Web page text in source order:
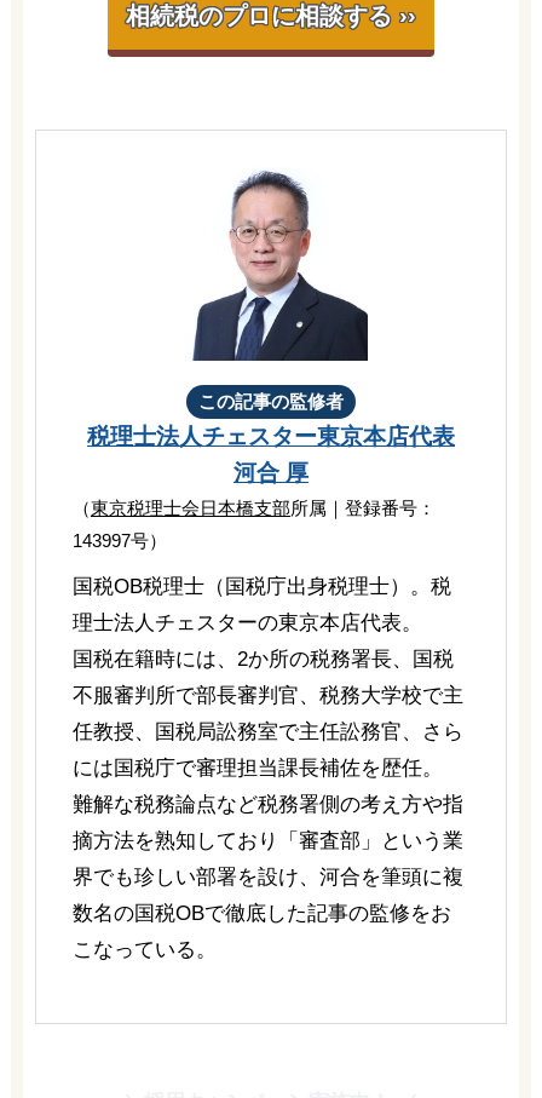
相続税のプロに相談する ››
この記事の監修者
税理士法人チェスター東京本店代表
河合 厚
（東京税理士会日本橋支部所属｜登録番号：
143997号）
国税OB税理士（国税庁出身税理士）。税
理士法人チェスターの東京本店代表。
国税在籍時には、2か所の税務署長、国税
不服審判所で部長審判官、税務大学校で主
任教授、国税局訟務室で主任訟務官、さら
には国税庁で審理担当課長補佐を歴任。
難解な税務論点など税務署側の考え方や指
摘方法を熟知しており「審査部」という業
界でも珍しい部署を設け、河合を筆頭に複
数名の国税OBで徹底した記事の監修をお
こなっている。